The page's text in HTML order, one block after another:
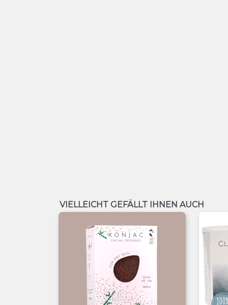
VIELLEICHT GEFÄLLT IHNEN AUCH